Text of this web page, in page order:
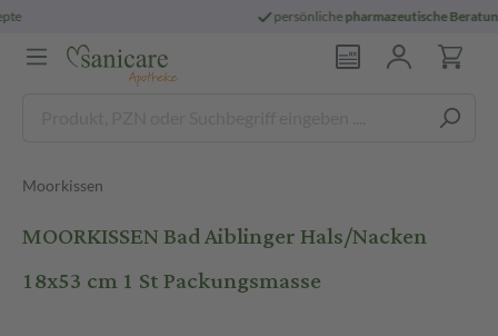
pharmazeutische Beratung
Moorkissen
MOORKISSEN Bad Aiblinger Hals/Nacken
18x53 cm 1 St Packungsmasse